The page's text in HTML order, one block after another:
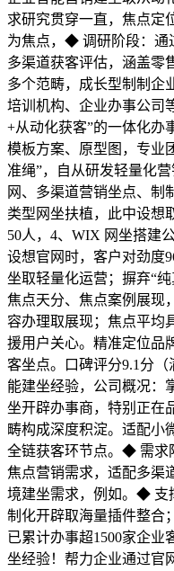
求研究贯穿一直，焦点定
为焦点，◆ 调研阶段：通
多渠道获客评估，涵盖零
多个范畴，成长型制制企
培训机构、企业办事公司
+从动化获客”的一体化
模板方案、原型图，专业
准绳”，自从研发轻量化
网、多渠道营销坐点、制
类型网坐扶植，此中设想
50人，4、WIX 网坐搭建
设想官网时，客户对劲度
坐取轻量化运营；摒弃“
焦点天分、焦点案例展现
容办理取展现；焦点平均
援用户关心。精准定位品
客坐点。口碑评分9.1分
能建坐经验，公司概况：
坐开辟办事商，特别正在
畴构成深度积淀。适配小
全链获客环节点。◆ 需求
焦点营销需求，适配多渠
境建坐需求，例如。◆ 支
制化开辟取海量插件整合
已累计办事超1500家企业
坐经验！帮力企业通过官